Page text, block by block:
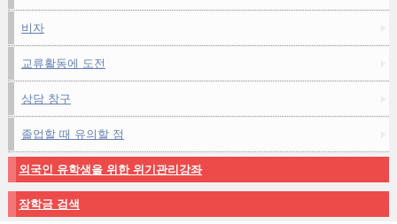
비자
교류활동에 도전
상담 창구
졸업할 때 유의할 점
외국인 유학생을 위한 위기관리강좌
장학금 검색